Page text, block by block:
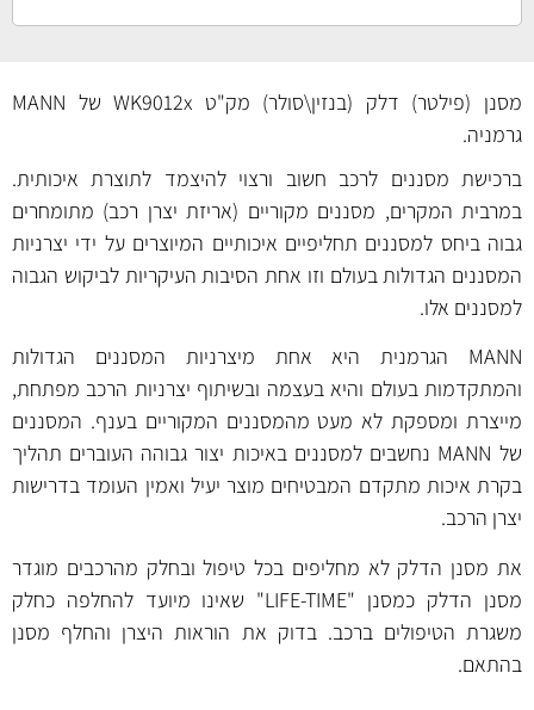
מסנן (פילטר) דלק (בנזין\סולר) מק"ט WK9012x של MANN
גרמניה.
ברכישת מסננים לרכב חשוב ורצוי להיצמד לתוצרת איכותית.
במרבית המקרים, מסננים מקוריים (אריזת יצרן רכב) מתומחרים
גבוה ביחס למסננים תחליפיים איכותיים המיוצרים על ידי יצרניות
המסננים הגדולות בעולם וזו אחת הסיבות העיקריות לביקוש הגבוה
למסננים אלו.
MANN הגרמנית היא אחת מיצרניות המסננים הגדולות
והמתקדמות בעולם והיא בעצמה ובשיתוף יצרניות הרכב מפתחת,
מייצרת ומספקת לא מעט מהמסננים המקוריים בענף. המסננים
של MANN נחשבים למסננים באיכות יצור גבוהה העוברים תהליך
בקרת איכות מתקדם המבטיחים מוצר יעיל ואמין העומד בדרישות
יצרן הרכב.
את מסנן הדלק לא מחליפים בכל טיפול ובחלק מהרכבים מוגדר
מסנן הדלק כמסנן "LIFE-TIME" שאינו מיועד להחלפה כחלק
משגרת הטיפולים ברכב. בדוק את הוראות היצרן והחלף מסנן
בהתאם.